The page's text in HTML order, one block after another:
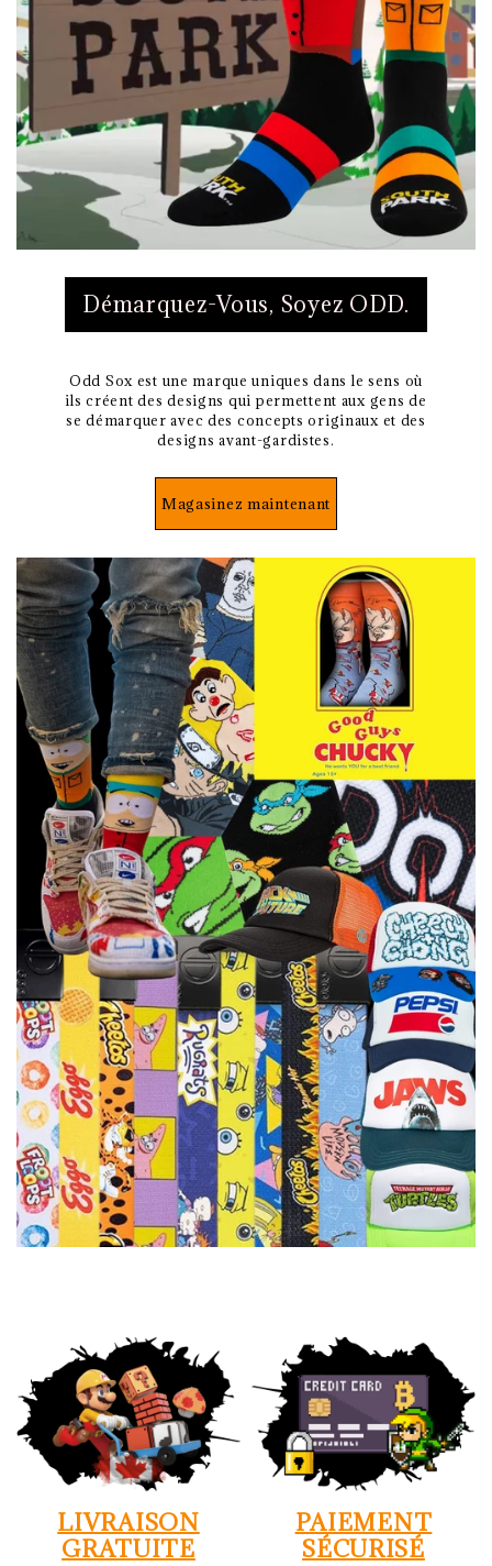
Démarquez-Vous, Soyez ODD.
Odd Sox est une marque uniques dans le sens où
ils créent des designs qui permettent aux gens de
se démarquer avec des concepts originaux et des
designs avant-gardistes.
Magasinez maintenant
LIVRAISON
GRATUITE
PAIEMENT
SÉCURISÉ